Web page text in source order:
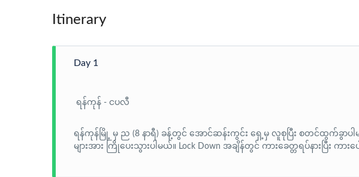
Itinerary
Day 1
ရန်ကုန် - ငပလီ
ရန်ကုန်မြို့ မှ ည (8 နာရီ) ခန့်တွင် အောင်ဆန်းကွင်း ရှေ့မှ လူစုပြီး စတင်ထွက်ခွာ
များအား ကြိုပေးသွားပါမယ်။ Lock Down အချိန်တွင် ကားခေတ္တရပ်နားပြီး က